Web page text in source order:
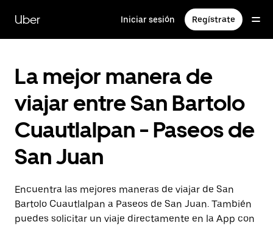
contenido
principal
Uber Iniciar sesión Regístrate
La mejor manera de
viajar entre San Bartolo
Cuautlalpan - Paseos de
San Juan
Encuentra las mejores maneras de viajar de San
Bartolo Cuautlalpan a Paseos de San Juan. También
puedes solicitar un viaje directamente en la App con